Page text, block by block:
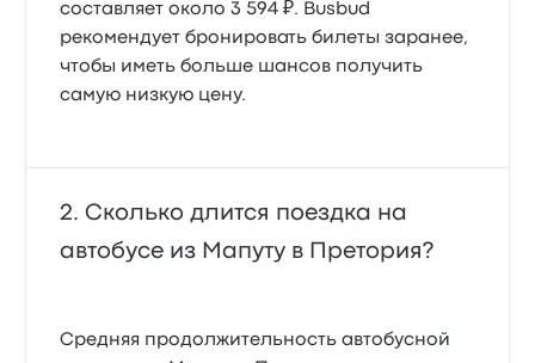
составляет около 3 594 ₽. Busbud
рекомендует бронировать билеты заранее,
чтобы иметь больше шансов получить
самую низкую цену.
Сколько длится поездка на
автобусе из Мапуту в Претория?
Средняя продолжительность автобусной